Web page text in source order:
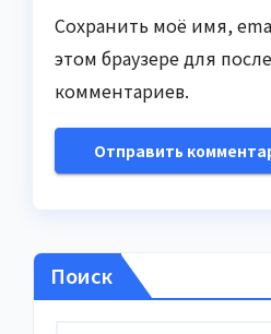
Сохранить моё имя,
этом браузере для
комментариев.
Поиск